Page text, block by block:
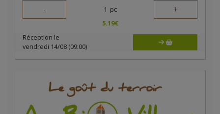
- 1 pc +
5.19€
Réception le
vendredi 14/08 (09:00)